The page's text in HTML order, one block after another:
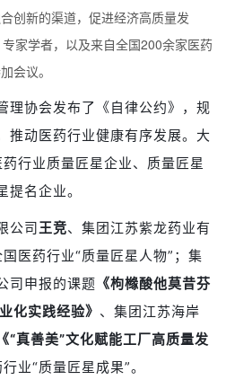
创新的渠道，促进经济高质量发
家学者，以及来自全国200余家医药
会议。
理协会发布了《自律公约》，规
推动医药行业健康有序发展。大
行业质量匠星企业、质量匠星
提名企业。
公司王竞、集团江苏紫龙药业有
医药行业“质量匠星人物”；集
司申报的课题 《枸橼酸他莫昔芬
化实践经验》 、集团江苏海岸
《“真善美”文化赋能工厂高质量发
业“质量匠星成果”。